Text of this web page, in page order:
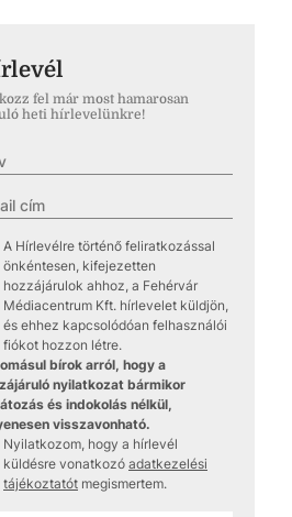
fel már most hamarosan
heti hírlevelünkre!
A Hírlevélre történő feliratkozással
önkéntesen, kifejezetten
hozzájárulok ahhoz, a Fehérvár
Médiacentrum Kft. hírlevelet küldjön,
és ehhez kapcsolódóan felhasználói
fiókot hozzon létre.
bírok arról, hogy a
nyilatkozat bármikor
és indokolás nélkül,
visszavonható.
Nyilatkozom, hogy a hírlevél
küldésre vonatkozó adatkezelési
tájékoztatót megismertem.